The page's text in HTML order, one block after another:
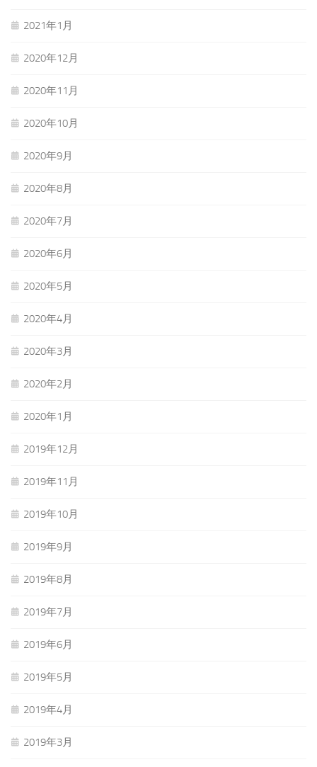
2021年1月
2020年12月
2020年11月
2020年10月
2020年9月
2020年8月
2020年7月
2020年6月
2020年5月
2020年4月
2020年3月
2020年2月
2020年1月
2019年12月
2019年11月
2019年10月
2019年9月
2019年8月
2019年7月
2019年6月
2019年5月
2019年4月
2019年3月